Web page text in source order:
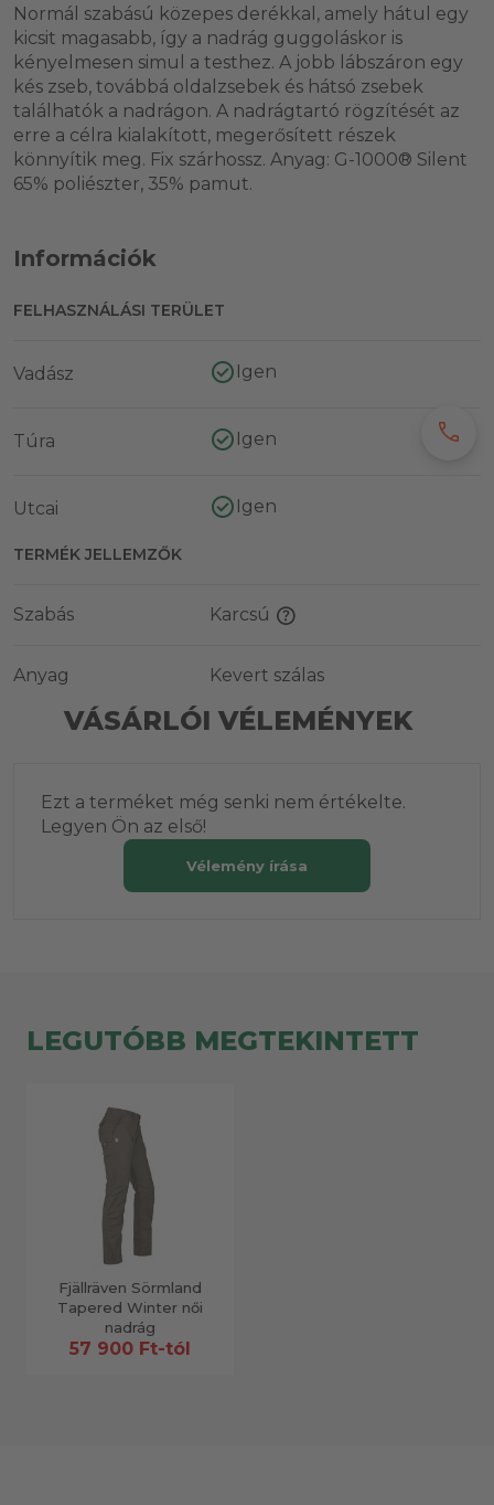
Normál szabású közepes derékkal, amely hátul egy
kicsit magasabb, így a nadrág guggoláskor is
kényelmesen simul a testhez. A jobb lábszáron egy
kés zseb, továbbá oldalzsebek és hátsó zsebek
találhatók a nadrágon. A nadrágtartó rögzítését az
erre a célra kialakított, megerősített részek
könnyítik meg. Fix szárhossz. Anyag: G-1000® Silent
65% poliészter, 35% pamut.
Információk
FELHASZNÁLÁSI TERÜLET
Vadász Igen
Túra Igen
Utcai Igen
TERMÉK JELLEMZŐK
Szabás Karcsú
Anyag Kevert szálas
VÁSÁRLÓI VÉLEMÉNYEK
Ezt a terméket még senki nem értékelte.
Legyen Ön az első!
Vélemény írása
LEGUTÓBB MEGTEKINTETT
Fjällräven Sörmland
Tapered Winter női
nadrág
57 900 Ft-tól
call